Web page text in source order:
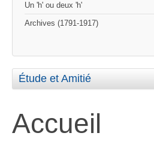
Un 'h' ou deux 'h'
Archives (1791-1917)
Étude et Amitié
Accueil